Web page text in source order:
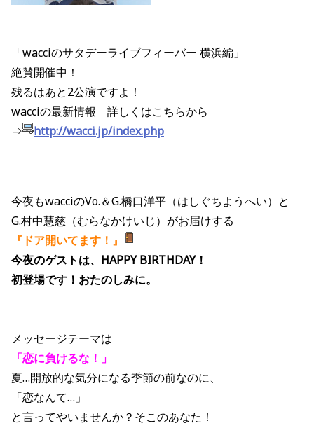
「wacciのサタデーライブフィーバー 横浜編」
絶賛開催中！
残るはあと2公演ですよ！
wacciの最新情報 詳しくはこちらから
⇒
http://wacci.jp/index.php
今夜もwacciのVo.＆G.橋口洋平（はしぐちようへい）と
G.村中慧慈（むらなかけいじ）がお届けする
『ドア開いてます！』
今夜のゲストは、HAPPY BIRTHDAY！
初登場です！おたのしみに。
メッセージテーマは
「恋に負けるな！」
夏…開放的な気分になる季節の前なのに、
「恋なんて…」
と言ってやいませんか？そこのあなた！